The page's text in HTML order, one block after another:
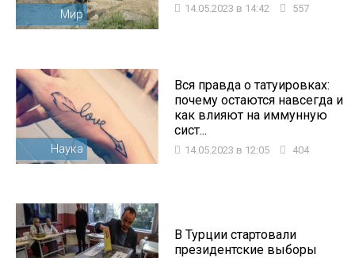
Мир 14.05.2023 в 14:42 557
Наука
Вся правда о татуировках:
почему остаются навсегда и
как влияют на иммунную
сист...
14.05.2023 в 12:05 404
В Турции стартовали
президентские выборы